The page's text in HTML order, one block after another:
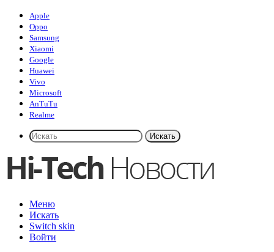
Apple
Oppo
Samsung
Xiaomi
Google
Huawei
Vivo
Microsoft
AnTuTu
Realme
Искать
Меню
Искать
Switch skin
Войти